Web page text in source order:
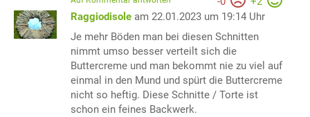
Raggiodisole am 22.01.2023 um 19:14 Uhr
Je mehr Böden man bei diesen Schnitten
nimmt umso besser verteilt sich die
Buttercreme und man bekommt nie zu viel auf
einmal in den Mund und spürt die Buttercreme
nicht so heftig. Diese Schnitte / Torte ist
schon ein feines Backwerk.